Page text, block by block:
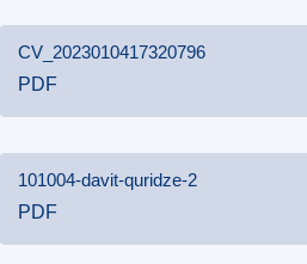
CV_2023010417320796
PDF
101004-davit-quridze-2
PDF